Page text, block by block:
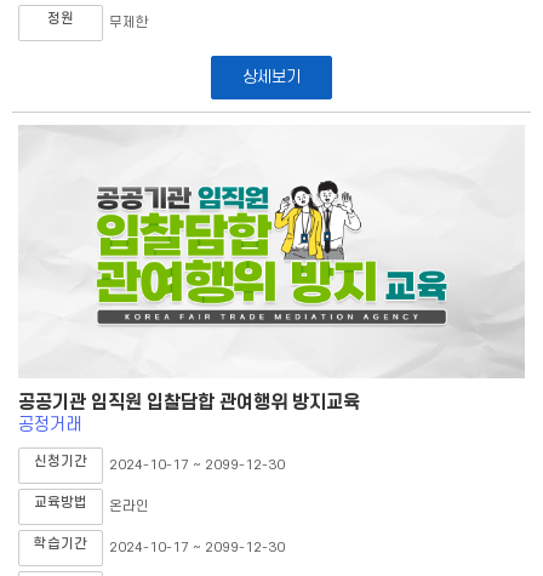
정원 무제한
상세보기
공공기관 임직원 입찰담합 관여행위 방지교육
공정거래
신청기간 2024-10-17 ~ 2099-12-30
교육방법 온라인
학습기간 2024-10-17 ~ 2099-12-30